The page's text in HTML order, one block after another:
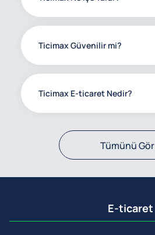
Ticimax Güvenilir mi?
Ticimax E-ticaret Nedir?
Tümünü Gör
E-ticaret